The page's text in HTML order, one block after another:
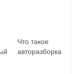
Что такое
авторазборка